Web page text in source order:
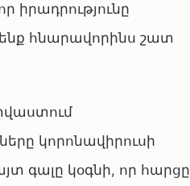
իրադրությունը
հնարավորինս շատ
կորոնավիրուսի
գալը կօգնի, որ հարցը